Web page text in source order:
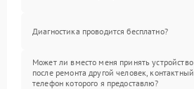
Диагностика проводится бесплатно?
Может ли вместо меня принять устройство
после ремонта другой человек, контактный
телефон которого я предоставлю?